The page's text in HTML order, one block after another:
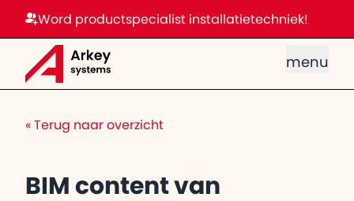
Word productspecialist installatietechniek!
menu
« Terug naar overzicht
BIM content van